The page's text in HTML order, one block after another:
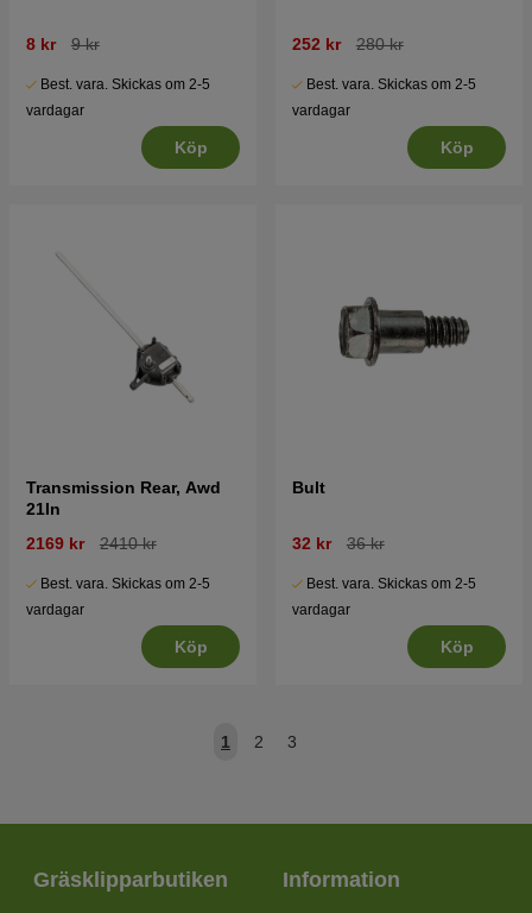
8 kr 9 kr
Best. vara. Skickas om 2-5
vardagar
Köp
252 kr 280 kr
Best. vara. Skickas om 2-5
vardagar
Köp
Transmission Rear, Awd
21In
2169 kr
2410 kr
Best. vara. Skickas om 2-5
vardagar
Köp
Bult
32 kr 36 kr
Best. vara. Skickas om 2-5
vardagar
Köp
1 2 3
Gräsklipparbutiken Information